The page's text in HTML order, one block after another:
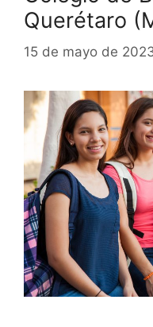
Querétaro
15 de mayo de